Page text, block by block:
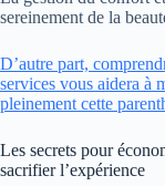
sereinement de la
D’autre part,
services vous aidera à
pleinement cette
Les secrets pour
sacrifier l’expérience